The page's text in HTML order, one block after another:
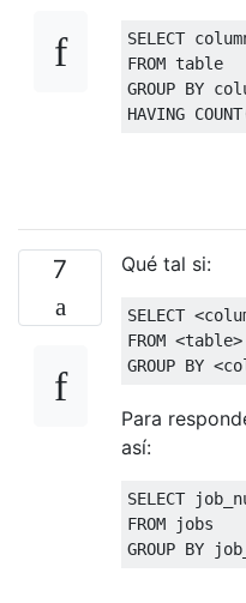
SELECT
FROM table
GROUP BY
HAVING COUNT
7 Qué tal si:
SELECT <
FROM <table>
GROUP BY <
Para
así:
SELECT
FROM jobs
GROUP BY